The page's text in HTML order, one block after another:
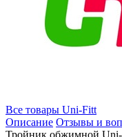
Все товары Uni-Fitt
Описание Отзывы и